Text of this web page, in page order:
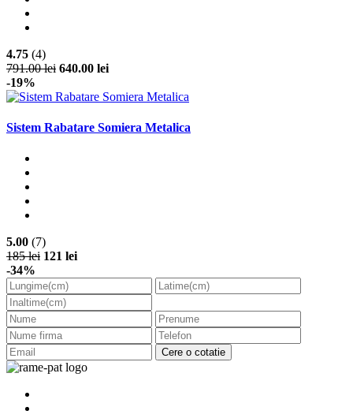
4.75 (4)
791.00 lei 640.00 lei
-19%
Sistem Rabatare Somiera Metalica
5.00 (7)
185 lei 121 lei
-34%
Cere o cotatie